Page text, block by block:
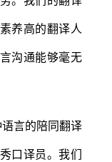
养高的翻译人
沟通能够毫无
言的陪同翻译
口译员。我们